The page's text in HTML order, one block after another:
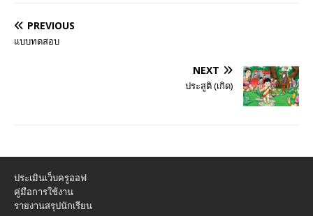
PREVIOUS
แบบทดสอบ
NEXT
ประสูติ (เกิด)
ประเมินเว็บครูออฟ
คู่มือการใช้งาน
รายงานสรุปนักเรียน